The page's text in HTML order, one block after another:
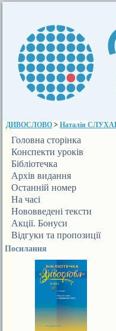
ДИВОСЛОВО > Наталія
Головна сторінка
Конспекти уроків
Бібліотечка
ДИВОСЛОВА
Архів видання
Останній номер
На часі
Нововведені тексти
Акції. Бонуси
Відгуки та пропозиції
Посилання